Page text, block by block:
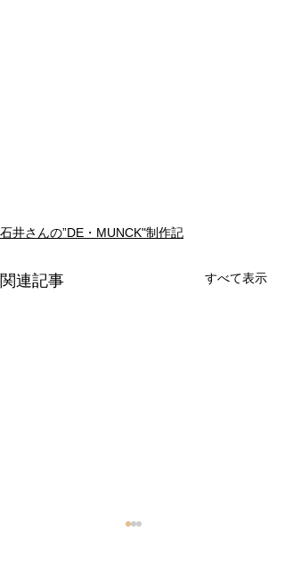
石井さんの”DE・MUNCK"制作記
関連記事 すべて表示